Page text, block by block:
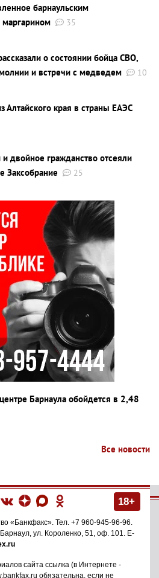
барнаульским
маргарином
35
о состоянии бойца СВО,
и встречи с медведем
10
Алтайского края в страны ЕАЭС
двойное гражданство отсеяли
Заксобрание
25
Барнаула обойдется в 2,48
Все новости
18+
«Банкфакс» . Тел. +7 960-945-96-96
Барнаул ул. Короленко, 51, оф. 101
. E-
сайта ссылка (в Интернете -
обязательна, если не